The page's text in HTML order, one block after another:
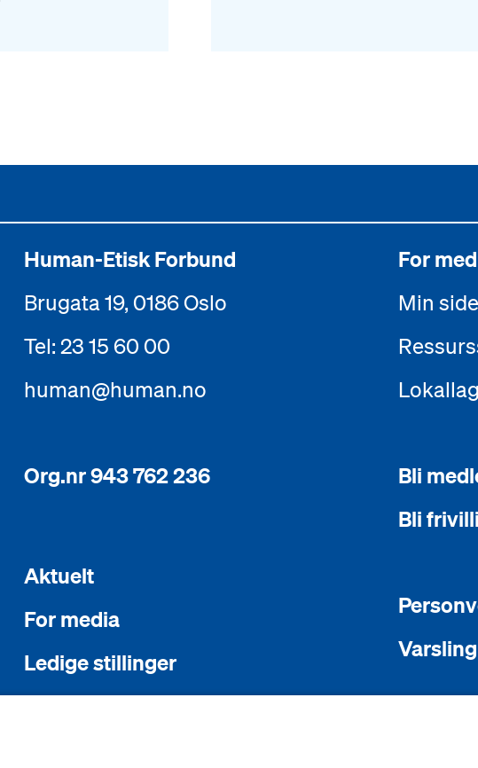
Human-Etisk Forbund
Brugata 19, 0186 Oslo
Tel: 23 15 60 00
human@human.no
Org.nr 943 762 236
Aktuelt
For media
Ledige stillinger
For
Min side
Lokallag
Bli
Bli
Varsling